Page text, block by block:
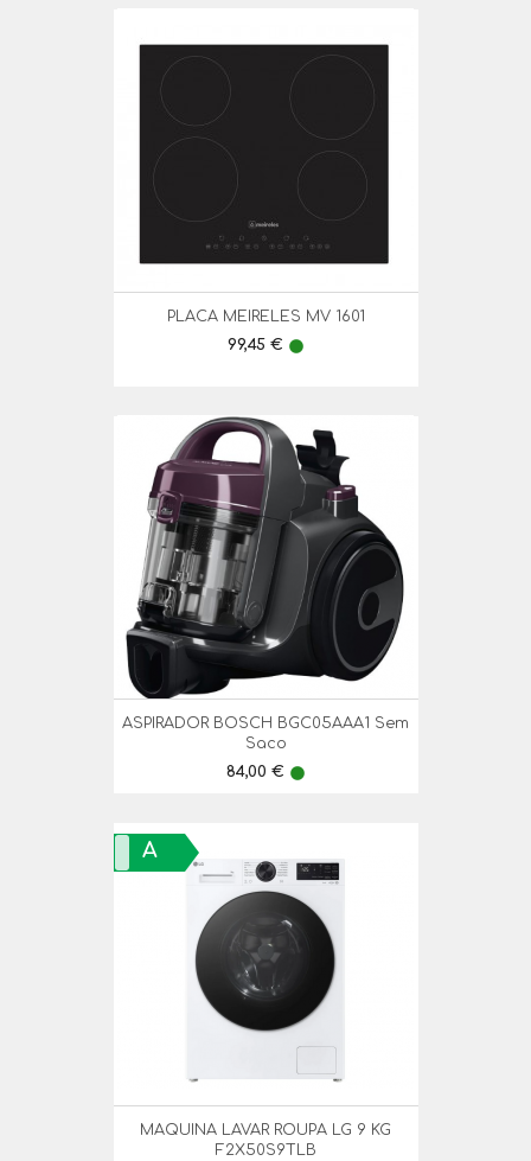
PLACA MEIRELES MV 1601
Preço
99,45 € lens
ASPIRADOR BOSCH BGC05AAA1 Sem
Saco
Preço
84,00 € lens
MAQUINA LAVAR ROUPA LG 9 KG
F2X50S9TLB
A